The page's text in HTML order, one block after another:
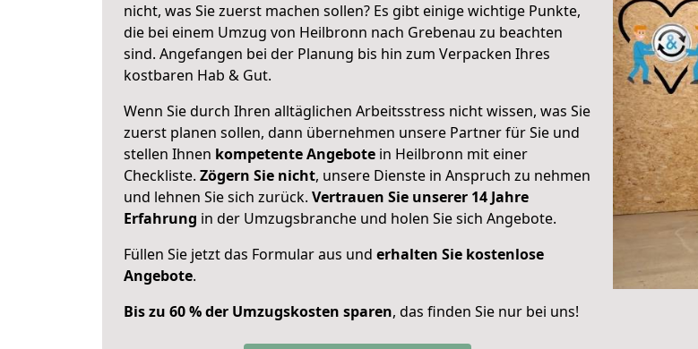
nicht, was Sie zuerst machen sollen? Es gibt einige wichtige Punkte,
die bei einem Umzug von Heilbronn nach Grebenau zu beachten
sind. Angefangen bei der Planung bis hin zum Verpacken Ihres
kostbaren Hab & Gut.
Wenn Sie durch Ihren alltäglichen Arbeitsstress nicht wissen, was Sie
zuerst planen sollen, dann übernehmen unsere Partner für Sie und
stellen Ihnen kompetente Angebote in Heilbronn mit einer
Checkliste. Zögern Sie nicht, unsere Dienste in Anspruch zu nehmen
und lehnen Sie sich zurück. Vertrauen Sie unserer 14 Jahre
Erfahrung in der Umzugsbranche und holen Sie sich Angebote.
Füllen Sie jetzt das Formular aus und erhalten Sie kostenlose
Angebote.
Bis zu 60 % der Umzugskosten sparen, das finden Sie nur bei uns!